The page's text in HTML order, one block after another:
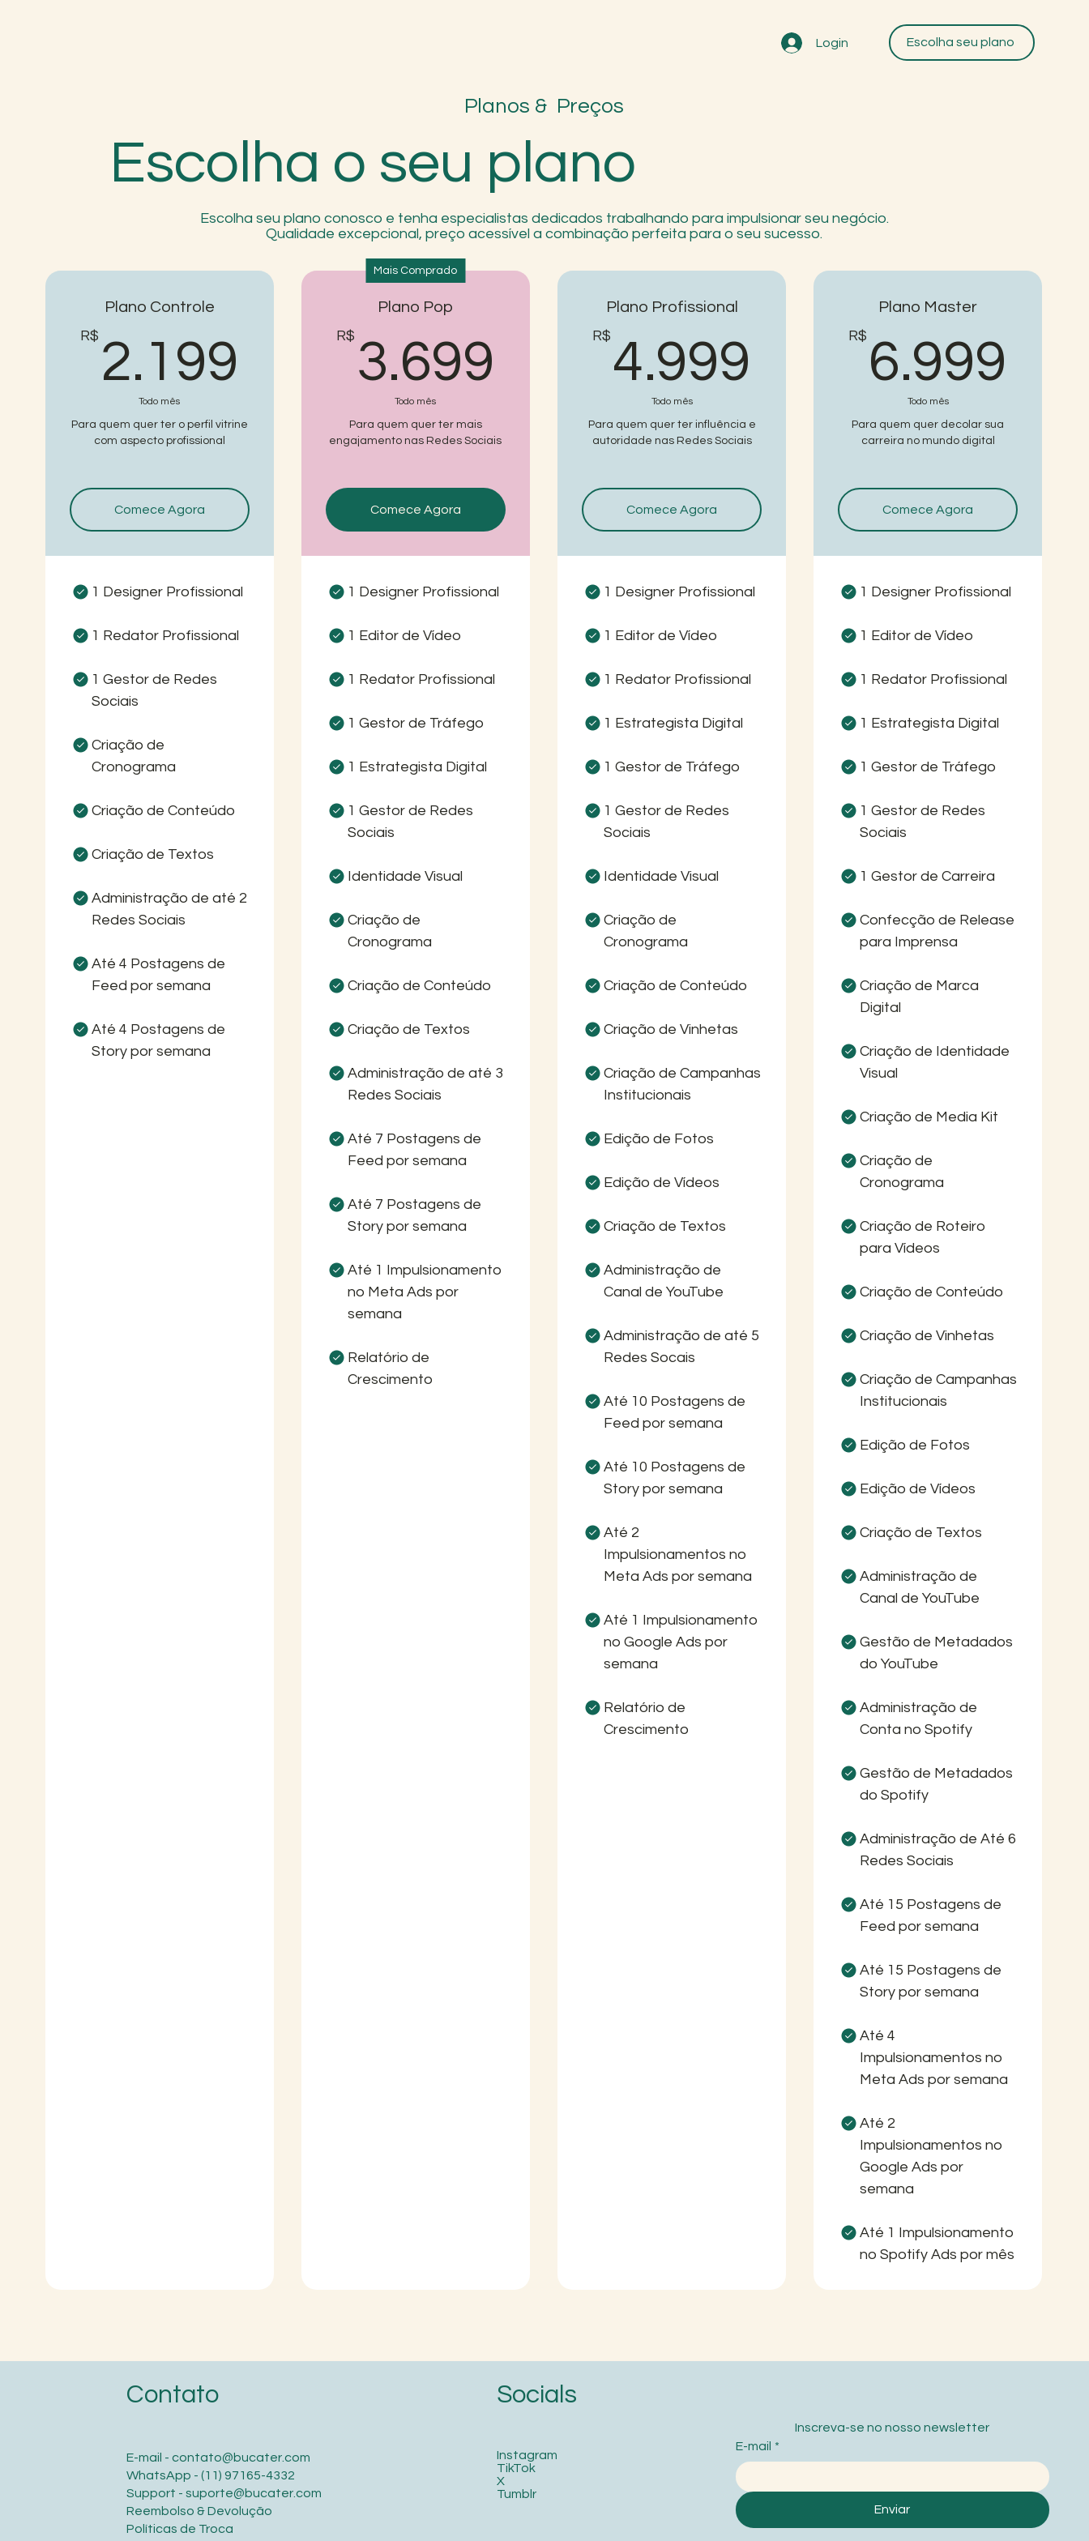
Escolha seu plano
Login
Escolha o seu plano
Escolha seu plano conosco e tenha especialistas dedicados trabalhando para impulsionar seu negócio.
Qualidade excepcional, preço acessível a combinação perfeita para o seu sucesso.
Planos & Preços
Plano Controle
R$ 2.199 2.199R$
Todo mês
Para quem quer ter o perfil vitrine
com aspecto profissional
Comece Agora
1 Designer Profissional
1 Redator Profissional
1 Gestor de Redes
Sociais
Criação de
Cronograma
Criação de Conteúdo
Criação de Textos
Administração de até 2
Redes Sociais
Até 4 Postagens de
Feed por semana
Até 4 Postagens de
Story por semana
Mais Comprado
Plano Pop
R$ 3.699 3.699R$
Todo mês
Para quem quer ter mais
engajamento nas Redes Sociais
Comece Agora
1 Designer Profissional
1 Editor de Vídeo
1 Redator Profissional
1 Gestor de Tráfego
1 Estrategista Digital
1 Gestor de Redes
Sociais
Identidade Visual
Criação de
Cronograma
Criação de Conteúdo
Criação de Textos
Administração de até 3
Redes Sociais
Até 7 Postagens de
Feed por semana
Até 7 Postagens de
Story por semana
Até 1 Impulsionamento
no Meta Ads por
semana
Relatório de
Crescimento
Plano Profissional
R$ 4.999 4.999R$
Todo mês
Para quem quer ter influência e
autoridade nas Redes Sociais
Comece Agora
1 Designer Profissional
1 Editor de Vídeo
1 Redator Profissional
1 Estrategista Digital
1 Gestor de Tráfego
1 Gestor de Redes
Sociais
Identidade Visual
Criação de
Cronograma
Criação de Conteúdo
Criação de Vinhetas
Criação de Campanhas
Institucionais
Edição de Fotos
Edição de Vídeos
Criação de Textos
Administração de
Canal de YouTube
Administração de até 5
Redes Socais
Até 10 Postagens de
Feed por semana
Até 10 Postagens de
Story por semana
Até 2
Impulsionamentos no
Meta Ads por semana
Até 1 Impulsionamento
no Google Ads por
semana
Relatório de
Crescimento
Plano Master
R$ 6.999
Todo mês
Para quem quer decolar sua
carreira no mundo digital
Comece Agora
1 Designer Profissional
1 Editor de Vídeo
1 Redator Profissional
1 Estrategista Digital
1 Gestor de Tráfego
1 Gestor de Redes
Sociais
1 Gestor de Carreira
Confecção de Release
para Imprensa
Criação de Marca
Digital
Criação de Identidade
Visual
Criação de Media Kit
Criação de
Cronograma
Criação de Roteiro
para Vídeos
Criação de Conteúdo
Criação de Vinhetas
Criação de Campanhas
Institucionais
Edição de Fotos
Edição de Vídeos
Criação de Textos
Administração de
Canal de YouTube
Gestão de Metadados
do YouTube
Administração de
Conta no Spotify
Gestão de Metadados
do Spotify
Administração de Até 6
Redes Sociais
Até 15 Postagens de
Feed por semana
Até 15 Postagens de
Story por semana
Até 4
Impulsionamentos no
Meta Ads por semana
Até 2
Impulsionamentos no
Google Ads por
semana
Até 1 Impulsionamento
no Spotify Ads por mês
Instagram
TikTok
X
Tumblr
Socials
Contato
E-mail - contato@bucater.com
WhatsApp - (11) 97165-4332
Support - suporte@bucater.com
Reembolso & Devolução
Políticas de Troca
Inscreva-se no nosso newsletter
E-mail *
Enviar